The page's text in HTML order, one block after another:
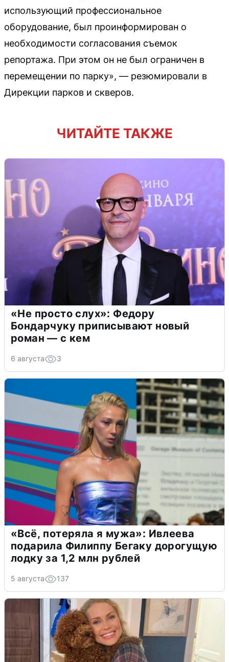
использующий профессиональное
оборудование, был проинформирован о
необходимости согласования съемок
репортажа. При этом он не был ограничен в
перемещении по парку», — резюмировали в
Дирекции парков и скверов.
ЧИТАЙТЕ ТАКЖЕ
«Не просто слух»: Федору
Бондарчуку приписывают новый
роман — с кем
6 августа 3
«Всё, потеряла я мужа»: Ивлеева
подарила Филиппу Бегаку дорогущую
лодку за 1,2 млн рублей
5 августа 137